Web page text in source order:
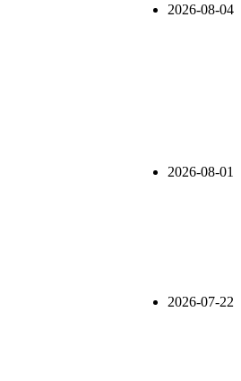
2026-08-04
2026-08-01
2026-07-22